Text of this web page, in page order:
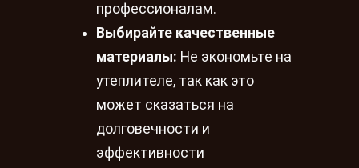
профессионалам.
Выбирайте качественные
материалы: Не экономьте на
утеплителе, так как это
может сказаться на
долговечности и
эффективности